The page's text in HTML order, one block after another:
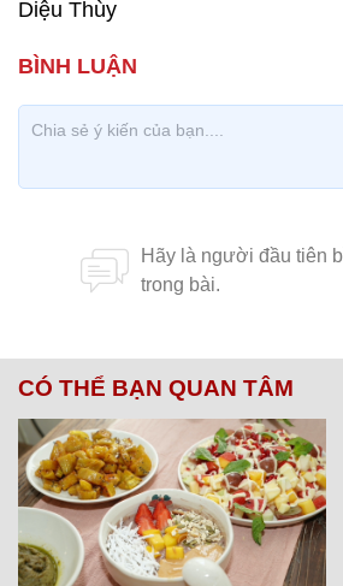
Diệu Thùy
CÓ THỂ BẠN QUAN TÂM